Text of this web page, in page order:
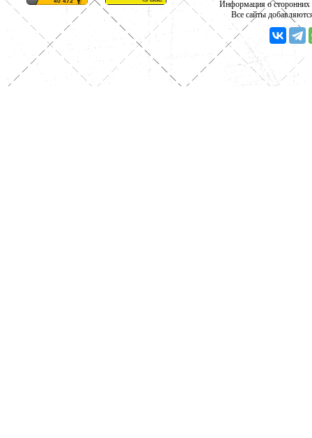
Информация о сторонних
Все сайты